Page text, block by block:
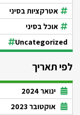
אטרקציות בסיני
אוכל בסיני
Uncategorized
לפי תאריך
ינואר 2024
אוקטובר 2023